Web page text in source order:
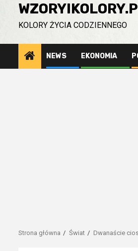
KOLORY ŻYCIA CODZIENNEGO
NEWS EKONOMIA
Strona główna Świat Dwanaście